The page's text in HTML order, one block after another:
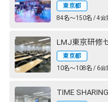
東京都
84名〜150名 / 4会
LMJ東京研修
東京都
10名〜108名 / 6会
TIME